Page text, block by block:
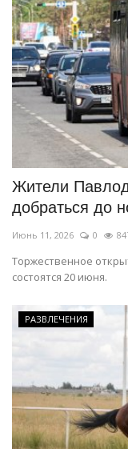
Жители
добраться до
Июнь 11, 2026 0
Торжественное
состоятся 20 июня.
РАЗВЛЕЧЕНИЯ